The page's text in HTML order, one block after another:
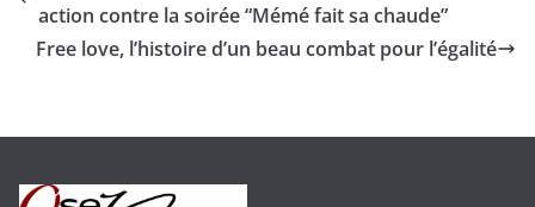
action contre la soirée “Mémé fait sa chaude”
Free love, l’histoire d’un beau combat pour l’égalité